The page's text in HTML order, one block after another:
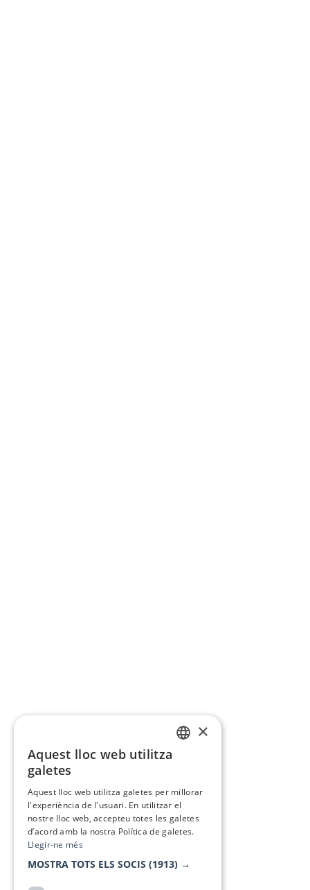
×
Aquest lloc web utilitza
galetes
Aquest lloc web utilitza galetes per millorar
l'experiència de l'usuari. En utilitzar el
nostre lloc web, accepteu totes les galetes
d’acord amb la nostra Política de galetes.
Llegir-ne més
MOSTRA TOTS ELS SOCIS (1913) →